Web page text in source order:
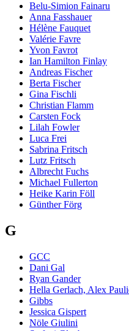
Belu-Simion Fainaru
Anna Fasshauer
Hélène Fauquet
Valérie Favre
Yvon Favrot
Ian Hamilton Finlay
Andreas Fischer
Berta Fischer
Gina Fischli
Christian Flamm
Carsten Fock
Lilah Fowler
Luca Frei
Sabrina Fritsch
Lutz Fritsch
Albrecht Fuchs
Michael Fullerton
Heike Karin Föll
Günther Förg
G
GCC
Dani Gal
Ryan Gander
Hella Gerlach, Alex
Gibbs
Jessica Gispert
Nöle Giulini